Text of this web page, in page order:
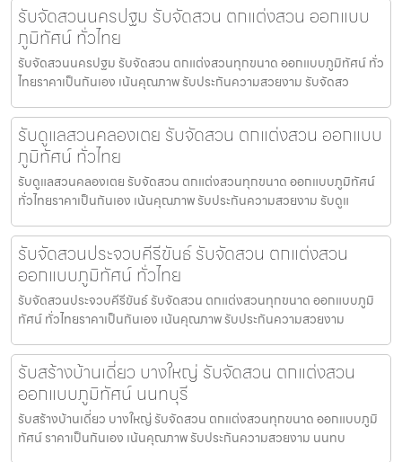
รับจัดสวนนครปฐม รับจัดสวน ตกแต่งสวน ออกแบบ
ภูมิทัศน์ ทั่วไทย
รับจัดสวนนครปฐม รับจัดสวน ตกแต่งสวนทุกขนาด ออกแบบภูมิทัศน์ ทั่ว
ไทยราคาเป็นกันเอง เน้นคุณภาพ รับประกันความสวยงาม รับจัดสว
รับดูแลสวนคลองเตย รับจัดสวน ตกแต่งสวน ออกแบบ
ภูมิทัศน์ ทั่วไทย
รับดูแลสวนคลองเตย รับจัดสวน ตกแต่งสวนทุกขนาด ออกแบบภูมิทัศน์
ทั่วไทยราคาเป็นกันเอง เน้นคุณภาพ รับประกันความสวยงาม รับดูแ
รับจัดสวนประจวบคีรีขันธ์ รับจัดสวน ตกแต่งสวน
ออกแบบภูมิทัศน์ ทั่วไทย
รับจัดสวนประจวบคีรีขันธ์ รับจัดสวน ตกแต่งสวนทุกขนาด ออกแบบภูมิ
ทัศน์ ทั่วไทยราคาเป็นกันเอง เน้นคุณภาพ รับประกันความสวยงาม
รับสร้างบ้านเดี่ยว บางใหญ่ รับจัดสวน ตกแต่งสวน
ออกแบบภูมิทัศน์ นนทบุรี
รับสร้างบ้านเดี่ยว บางใหญ่ รับจัดสวน ตกแต่งสวนทุกขนาด ออกแบบภูมิ
ทัศน์ ราคาเป็นกันเอง เน้นคุณภาพ รับประกันความสวยงาม นนทบ